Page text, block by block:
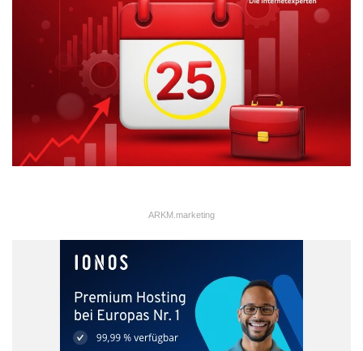
Erfahrung Georg Frischmuth
Geschäftsführer Mobilwagen
Prozessindustrie Reiner Wieck
ARKM.marketing